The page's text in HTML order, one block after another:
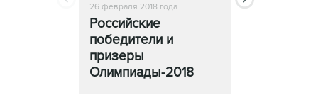
26 февраля 2018 года
Российские
победители и
призеры
Олимпиады-2018
25 февраля 2018